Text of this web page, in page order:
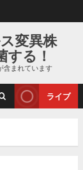
変異株
する！
含まれています
ライブ